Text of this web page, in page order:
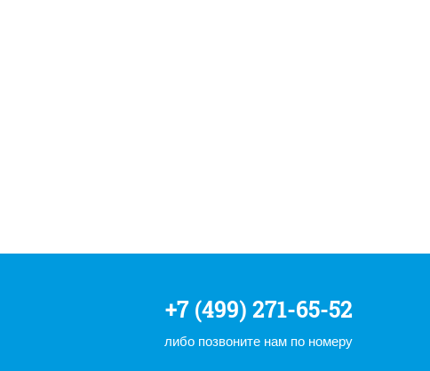
+7 (499) 271-65-52
либо позвоните нам по номеру